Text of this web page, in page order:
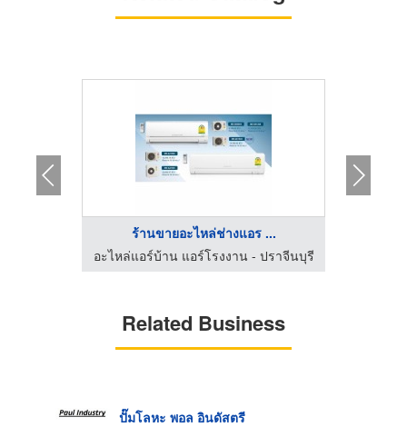
ร้านขายอะไหล่ช่างแอร ...
อะไหล่แอร์บ้าน แอร์โรงงาน - ปราจีนบุรี
Related Business
ปั๊มโลหะ พอล อินดัสตรี